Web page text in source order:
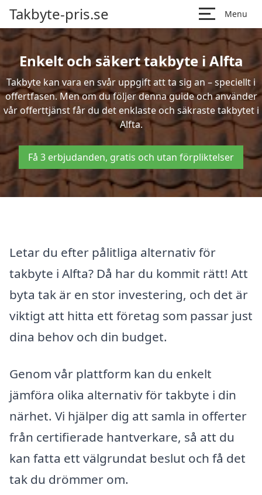
Takbyte-pris.se Menu
Enkelt och säkert takbyte i Alfta
Takbyte kan vara en svår uppgift att ta sig an – speciellt i
offertfasen. Men om du följer denna guide och använder
vår offerttjänst får du det enklaste och säkraste takbytet i
Alfta.
Få 3 erbjudanden, gratis och utan förpliktelser
Letar du efter pålitliga alternativ för
takbyte i Alfta? Då har du kommit rätt! Att
byta tak är en stor investering, och det är
viktigt att hitta ett företag som passar just
dina behov och din budget.
Genom vår plattform kan du enkelt
jämföra olika alternativ för takbyte i din
närhet. Vi hjälper dig att samla in offerter
från certifierade hantverkare, så att du
kan fatta ett välgrundat beslut och få det
tak du drömmer om.